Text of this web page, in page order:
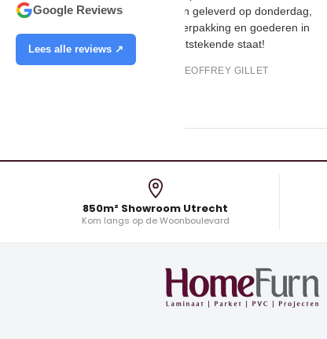
Google Reviews
Lees alle reviews ↗
en geleverd op
verpakking en goederen in
uitstekende staat!
GEOFFREY GILLET
850m² Showroom Utrecht
Kom langs op de Woonboulevard